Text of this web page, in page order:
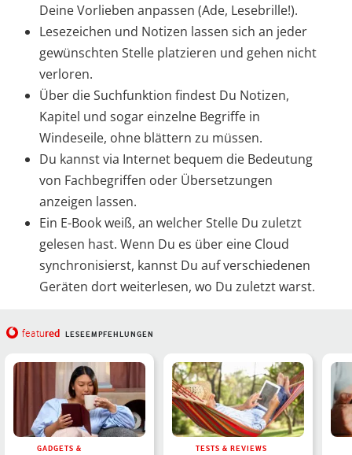
Deine Vorlieben anpassen (Ade, Lesebrille!).
Lesezeichen und Notizen lassen sich an jeder
gewünschten Stelle platzieren und gehen nicht
verloren.
Über die Suchfunktion findest Du Notizen,
Kapitel und sogar einzelne Begriffe in
Windeseile, ohne blättern zu müssen.
Du kannst via Internet bequem die Bedeutung
von Fachbegriffen oder Übersetzungen
anzeigen lassen.
Ein E-Book weiß, an welcher Stelle Du zuletzt
gelesen hast. Wenn Du es über eine Cloud
synchronisierst, kannst Du auf verschiedenen
Geräten dort weiterlesen, wo Du zuletzt warst.
featured LESEEMPFEHLUNGEN
GADGETS &
TESTS & REVIEWS